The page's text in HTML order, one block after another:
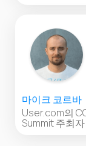
마이크 코르바
User.com의
Summit 주최자